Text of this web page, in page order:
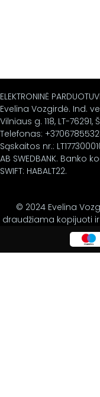
ELEKTRONINĖ
Evelina Vozgirdė. Ind.
Vilniaus g. 118, LT-76291,
Telefonas:
Sąskaitos nr.:
AB SWEDBANK. Banko
SWIFT: HABALT22.
© 2024 Evelina
draudžiama kopijuoti